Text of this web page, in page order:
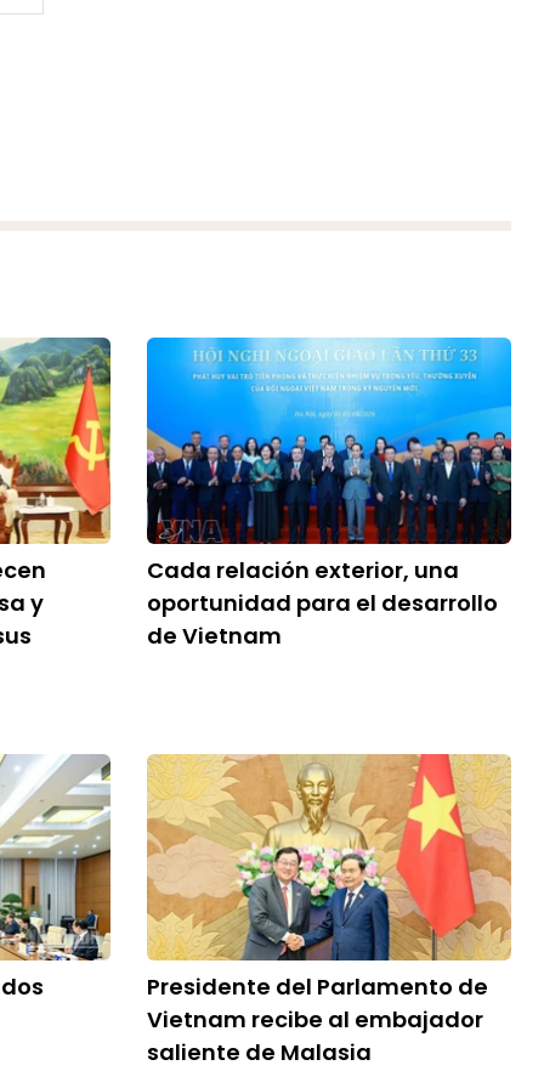
y
Cada relación exterior, una
oportunidad para el desarrollo
de Vietnam
Presidente del Parlamento de
Vietnam recibe al embajador
saliente de Malasia